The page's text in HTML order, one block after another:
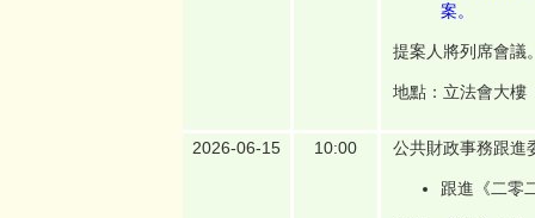
案。
提案人將列席會議
地點：立法會大樓
2026-06-15 10:00 公共財政事務跟進
跟進《二零